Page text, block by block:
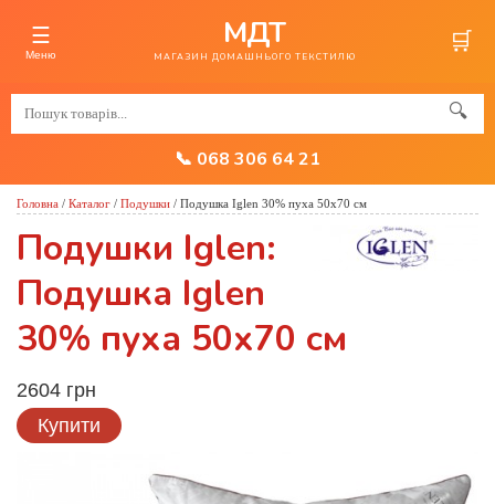
☰
Меню
МДТ
МАГАЗИН ДОМАШНЬОГО ТЕКСТИЛЮ 🛒
🔍
📞 068 306 64 21
Головна / Каталог / Подушки / Подушка Iglen 30% пуха 50х70 см
Подушки Iglen:
Подушка Iglen
30% пуха 50х70 см
2604 грн
Купити